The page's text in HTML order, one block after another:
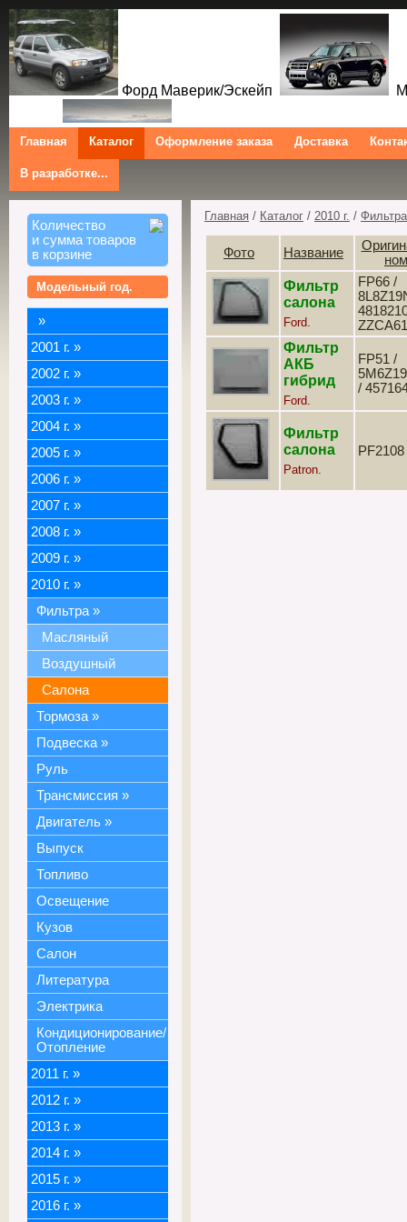
Форд Маверик/Эскейп
Трибют
Ford Maverick/Escape
Tribute Ford Kuga/Escape
Главная Каталог Оформление заказа Доставка
В разработке...
Количество
и сумма товаров
в корзине
Модельный год.
»
2001 г. »
2002 г. »
2003 г. »
2004 г. »
2005 г. »
2006 г. »
2007 г. »
2008 г. »
2009 г. »
2010 г. »
Фильтра »
Масляный
Воздушный
Салона
Тормоза »
Подвеска »
Руль
Трансмиссия »
Двигатель »
Выпуск
Топливо
Освещение
Кузов
Салон
Литература
Электрика
Кондиционирование/
Отопление
2011 г. »
2012 г. »
2013 г. »
2014 г. »
2015 г. »
2016 г. »
Главная / Каталог / 2010 г. / Фильтра
Фото Название
Фильтр
салона
Ford.
FP66 /
Фильтр
АКБ
гибрид
Ford.
FP51 /
/
Фильтр
салона
Patron.
PF2108